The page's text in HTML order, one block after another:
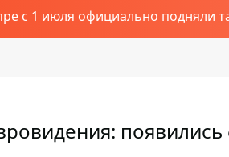
с 1 июля официально подняли